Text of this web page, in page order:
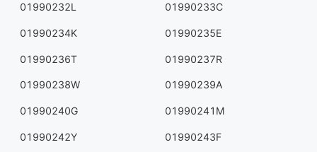
01990232L 01990233C
01990234K 01990235E
01990236T 01990237R
01990238W 01990239A
01990240G 01990241M
01990242Y 01990243F